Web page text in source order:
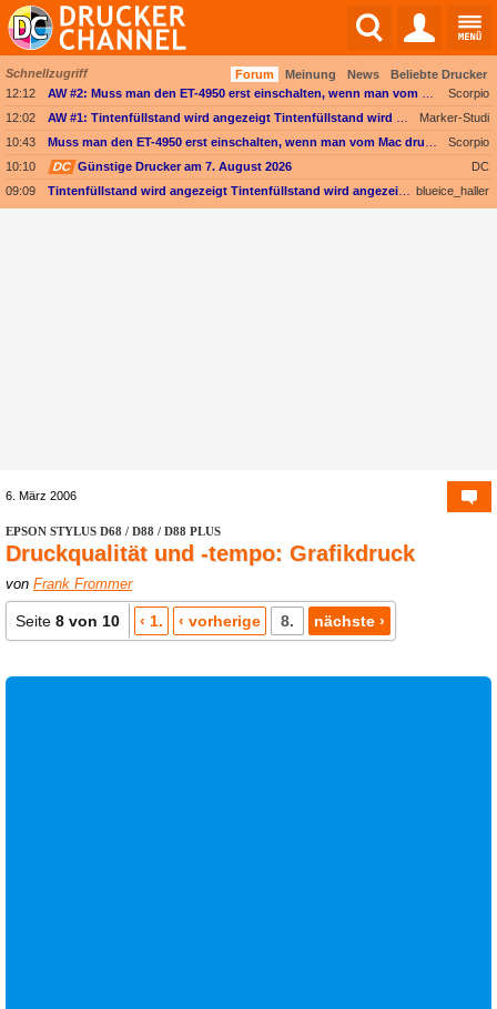
Schnellzugriff Forum Meinung News
Beliebte Drucker
12:12
Scorpio
12:02
Marker-Studi
10:43
Scorpio
10:10
DC Günstige Drucker am 7. August 2026
DC
09:09
blueice_haller
6. März 2006
EPSON STYLUS D68 / D88 / D88 PLUS
Druckqualität und -tempo: Grafikdruck
von Frank Frommer
Seite 8 von 10 ‹ 1. ‹ vorherige 8. nächste ›
Angebote werden geladen...